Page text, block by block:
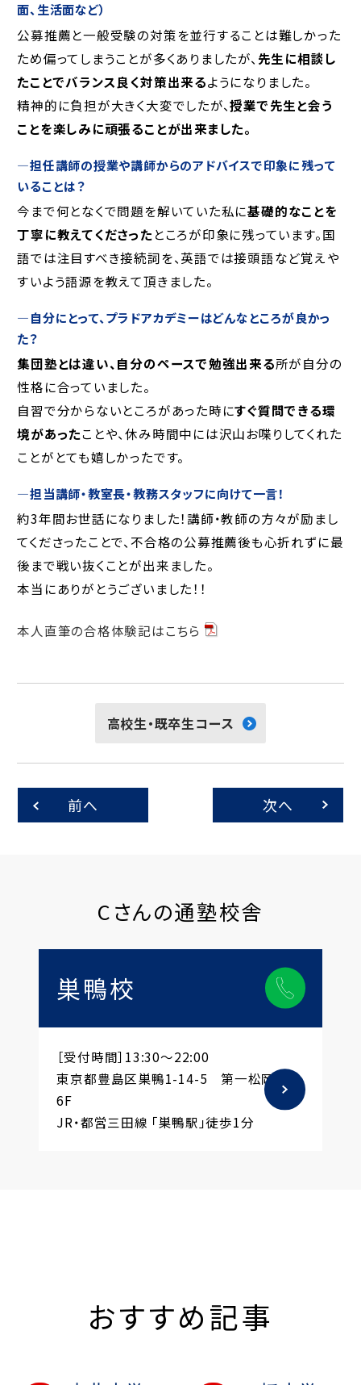
面、生活面など）
公募推薦と一般受験の対策を並行することは難しかった
ため偏ってしまうことが多くありましたが、 先生に相談し
たことでバランス良く対策出来るようになりました。
精神的に負担が大きく大変でしたが、授業で先生と会う
ことを楽しみに頑張ることが出来ました。
―担任講師の授業や講師からのアドバイスで印象に残って
いることは？
今まで何となくで問題を解いていた私に基礎的なことを
丁寧に教えてくださった ところが印象に残っています。国
語では注目すべき接続詞を、英語では接頭語など覚えや
すいよう語源を教えて頂きました。
―自分にとって、プラドアカデミーはどんなところが良かっ
た？
集団塾とは違い、自分のペースで勉強出来る所が自分の
性格に合っていました。
自習で分からないところがあった時にすぐ質問できる環
境があったことや、休み時間中には沢山お喋りしてくれた
ことがとても嬉しかったです。
―担当講師・教室長・教務スタッフに向けて一言！
約3年間お世話になりました！講師・教師の方々が励まし
てくださったことで、不合格の公募推薦後も心折れずに最
後まで戦い抜くことが出来ました。
本当にありがとうございました！！
本人直筆の合格体験記はこちら
高校生・既卒生コース
前へ 次へ
Cさんの通塾校舎
巣鴨校
［受付時間］13:30～22:00
東京都豊島区巣鴨1-14-5 第一松岡ビル
6F
JR・都営三田線 「巣鴨駅」徒歩1分
おすすめ記事